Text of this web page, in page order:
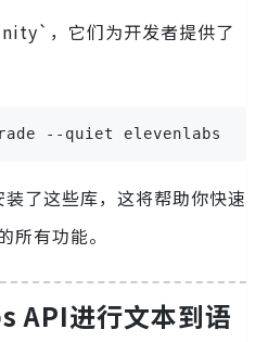
，它们为开发者提供了
--quiet elevenlabs
了这些库，这将帮助你快速
所有功能。
API进行文本到语